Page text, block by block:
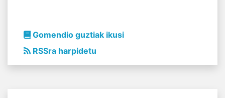
Gomendio guztiak ikusi
RSSra harpidetu